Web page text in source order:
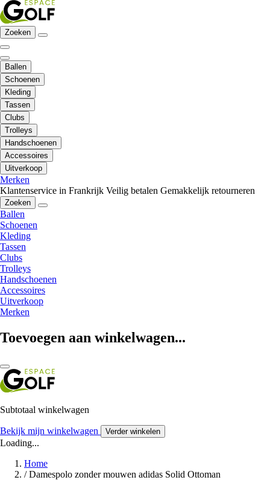
Zoeken
Ballen
Schoenen
Kleding
Tassen
Clubs
Trolleys
Handschoenen
Accessoires
Uitverkoop
Merken
Klantenservice in Frankrijk Veilig betalen Gemakkelijk retourneren
Zoeken
Ballen
Schoenen
Kleding
Tassen
Clubs
Trolleys
Handschoenen
Accessoires
Uitverkoop
Merken
Toevoegen aan winkelwagen...
Subtotaal winkelwagen
Bekijk mijn winkelwagen Verder winkelen
Loading...
Home
/ Damespolo zonder mouwen adidas Solid Ottoman